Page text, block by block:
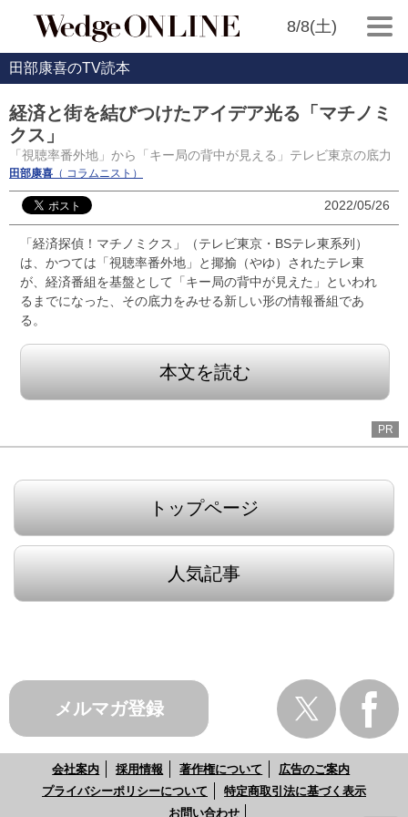
8/8(土)
田部康喜のTV読本
経済と街を結びつけたアイデア光る「マチノミ
クス」
「視聴率番外地」から「キー局の背中が見える」テレビ東京の底力
田部康喜 （ コラムニスト）
2022/05/26
「経済探偵！マチノミクス」（テレビ東京・BSテレ東系列）
は、かつては「視聴率番外地」と揶揄（やゆ）されたテレ東
が、経済番組を基盤として「キー局の背中が見えた」といわれ
るまでになった、その底力をみせる新しい形の情報番組であ
る。
本文を読む
PR
トップページ
人気記事
メルマガ登録
会社案内 採用情報 著作権について
広告のご案内
プライバシーポリシーについて
特定商取引法に基づく表示
お問い合わせ